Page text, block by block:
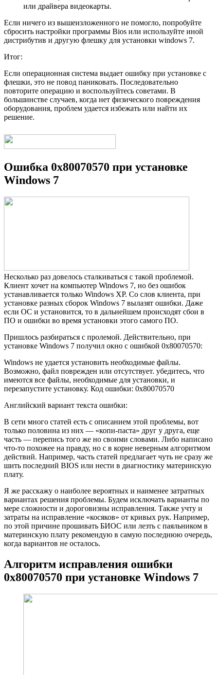
или драйвера видеокарты.
Если ничего из вышеизложенного не помогло, попробуйте
сбросить настройки программы Bios или используйте иной
дистрибутив и другую флешку для установки windows 7.
Итог:
Если операционная система выдает ошибку при установке с
флешки, это не повод паниковать. Последовательно
повторите операцию и воспользуйтесь советами. В
большинстве случаев, когда нет физического повреждения
оборудования, проблем удается избежать или найти их
решение.
Ошибка 0x80070570 при установке
Windows 7
Несколько раз довелось сталкиваться с такой проблемой.
Клиент хочет на компьютер Windows 7, но без ошибок
устанавливается только Windows XP. Со слов клиента, при
установке разных сборок Windows 7 вылазят ошибки. Даже
если ОС и установится, то в дальнейшем происходят сбои в
ПО и ошибки во время установки этого самого ПО.
Пришлось разбираться с пролемой. Действительно, при
установке Windows 7 получил окно с ошибкой 0x80070570:
Windows не удается установить необходимые файлы.
Возможно, файл поврежден или отсутствует. убедитесь, что
имеются все файлы, необходимые для установки, и
перезапустите установку. Код ошибки: 0x80070570
Английский вариант текста ошибки:
В сети много статей есть с описанием этой проблемы, вот
только половина из них — «копи-паста» друг у друга, еще
часть — перепись того же но своими словами. Либо написано
что-то похожее на правду, но с в корне неверным алгоритмом
действий. Например, часть статей предлагает чуть не сразу же
шить последний BIOS или нести в диагностику материнскую
плату.
Я же расскажу о наиболее вероятных и наименее затратных
вариантах решения проблемы. Будем исключать варианты по
мере сложности и дороговизны исправления. Также учту и
затраты на исправление «косяков» от кривых рук. Например,
по этой причине прошивать БИОС или лезть с паяльником в
материнскую плату рекомендую в самую последнюю очередь,
когда вариантов не осталось.
Алгоритм исправления ошибки
0x80070570 при установке Windows 7